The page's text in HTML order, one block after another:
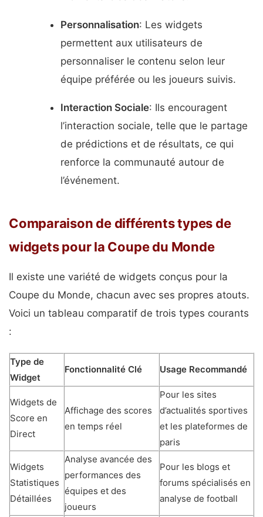
Personnalisation: Les widgets
permettent aux utilisateurs de
personnaliser le contenu selon leur
équipe préférée ou les joueurs suivis.
Interaction Sociale: Ils encouragent
l’interaction sociale, telle que le partage
de prédictions et de résultats, ce qui
renforce la communauté autour de
l’événement.
Comparaison de différents types de
widgets pour la Coupe du Monde
Il existe une variété de widgets conçus pour la
Coupe du Monde, chacun avec ses propres atouts.
Voici un tableau comparatif de trois types courants
:
Type de
Widget
Fonctionnalité Clé Usage Recommandé
Widgets de
Score en
Direct
Affichage des scores
en temps réel
Pour les sites
d’actualités sportives
et les plateformes de
paris
Widgets
Statistiques
Détaillées
Analyse avancée des
performances des
équipes et des
joueurs
Pour les blogs et
forums spécialisés en
analyse de football